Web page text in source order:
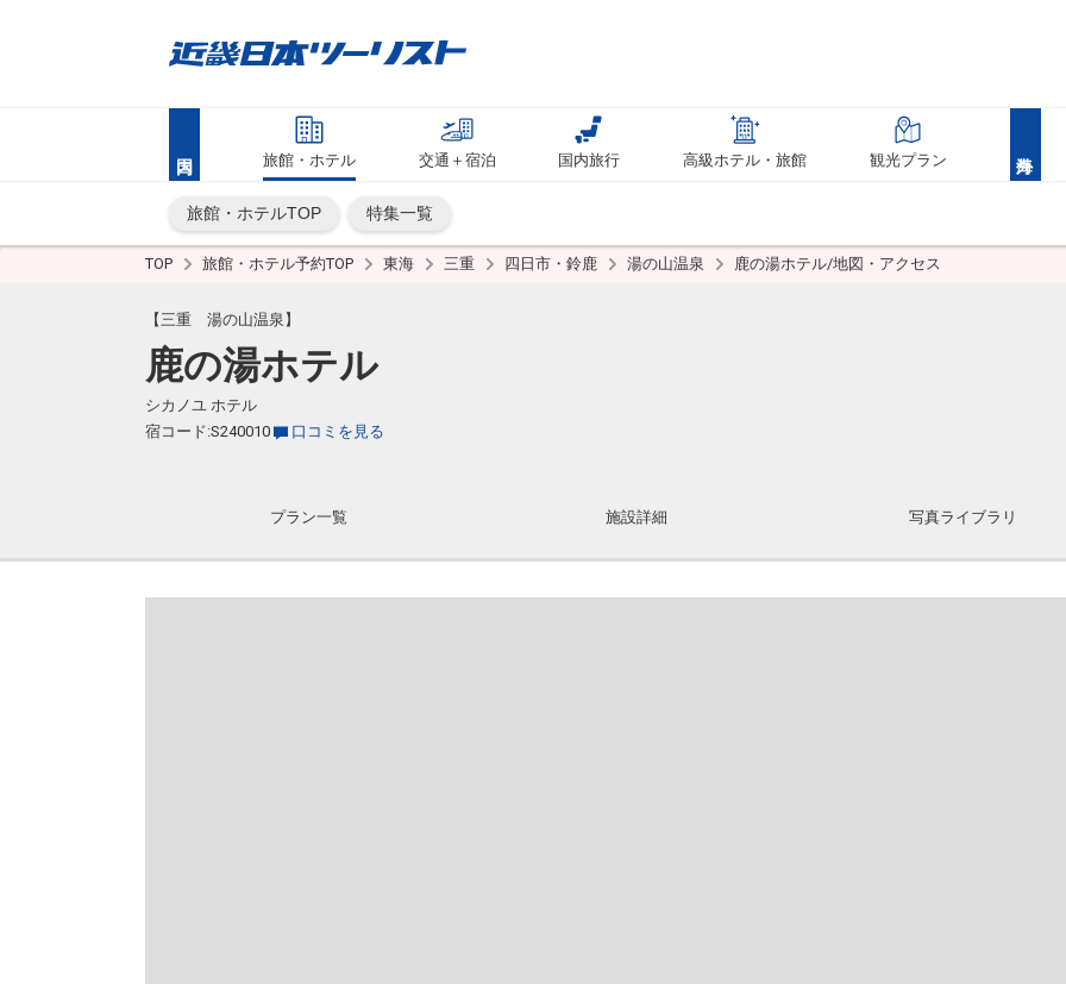
旅館・ホテル 交通＋宿泊 国内旅行 高級ホテル・旅館 観光プラン
旅館・ホテルTOP 特集一覧
TOP 旅館・ホテル予約TOP 東海 三重 四日市・鈴鹿 湯の山温泉 鹿の湯ホテル/地図・アクセス
【三重 湯の山温泉】
鹿の湯ホテル
シカノユ ホテル
宿コード:S240010
口コミを見る
プラン一覧 施設詳細 写真ライブラリ